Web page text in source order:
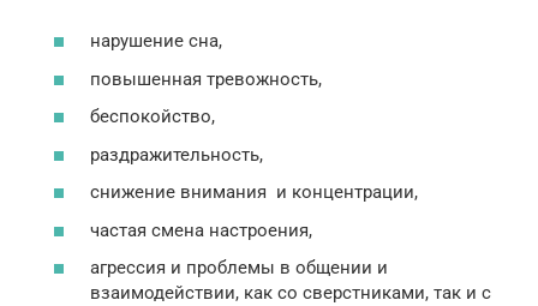
нарушение сна,
повышенная тревожность,
беспокойство,
раздражительность,
снижение внимания и концентрации,
частая смена настроения,
агрессия и проблемы в общении и
взаимодействии, как со сверстниками, так и с